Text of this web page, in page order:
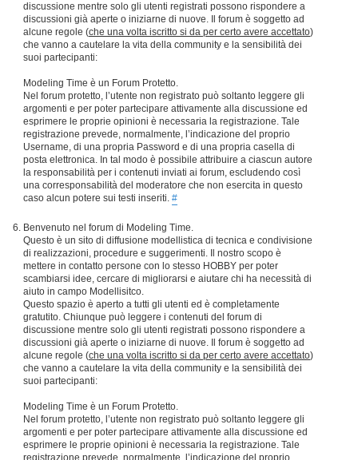
discussione mentre solo gli utenti registrati possono rispondere a
discussioni già aperte o iniziarne di nuove. Il forum è soggetto ad
alcune regole (che una volta iscritto si da per certo avere accettato)
che vanno a cautelare la vita della community e la sensibilità dei
suoi partecipanti:
Modeling Time è un Forum Protetto.
Nel forum protetto, l’utente non registrato può soltanto leggere gli
argomenti e per poter partecipare attivamente alla discussione ed
esprimere le proprie opinioni è necessaria la registrazione. Tale
registrazione prevede, normalmente, l’indicazione del proprio
Username, di una propria Password e di una propria casella di
posta elettronica. In tal modo è possibile attribuire a ciascun autore
la responsabilità per i contenuti inviati ai forum, escludendo così
una corresponsabilità del moderatore che non esercita in questo
caso alcun potere sui testi inseriti. #
Benvenuto nel forum di Modeling Time.
Questo è un sito di diffusione modellistica di tecnica e condivisione
di realizzazioni, procedure e suggerimenti. Il nostro scopo è
mettere in contatto persone con lo stesso HOBBY per poter
scambiarsi idee, cercare di migliorarsi e aiutare chi ha necessità di
aiuto in campo Modellisitco.
Questo spazio è aperto a tutti gli utenti ed è completamente
gratutito. Chiunque può leggere i contenuti del forum di
discussione mentre solo gli utenti registrati possono rispondere a
discussioni già aperte o iniziarne di nuove. Il forum è soggetto ad
alcune regole (che una volta iscritto si da per certo avere accettato)
che vanno a cautelare la vita della community e la sensibilità dei
suoi partecipanti:
Modeling Time è un Forum Protetto.
Nel forum protetto, l’utente non registrato può soltanto leggere gli
argomenti e per poter partecipare attivamente alla discussione ed
esprimere le proprie opinioni è necessaria la registrazione. Tale
registrazione prevede, normalmente, l’indicazione del proprio